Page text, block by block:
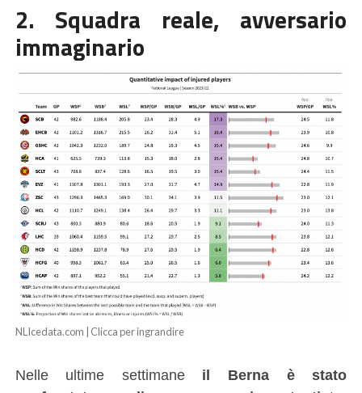
2. Squadra reale, avversario
immaginario
NLIcedata.com | Clicca per ingrandire
Nelle ultime settimane il Berna è stato